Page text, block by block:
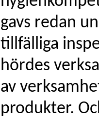
gavs redan
tillfälliga
hördes
av
produkter.